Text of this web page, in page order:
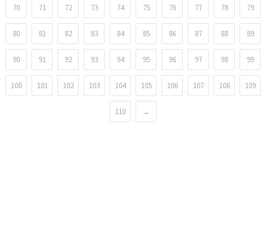
70 71 72 73 74 75 76 77 78 79
80 81 82 83 84 85 86 87 88 89
90 91 92 93 94 95 96 97 98 99
100 101 102 103 104 105 106 107 108 109
110 →